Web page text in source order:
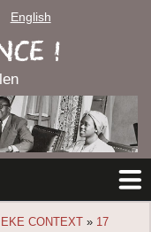
English
!
CONTEXT » 17